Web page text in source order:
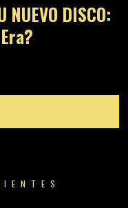
NUEVO DISCO: